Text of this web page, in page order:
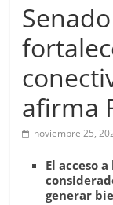
afirma
noviembre 25,
El acceso
generar